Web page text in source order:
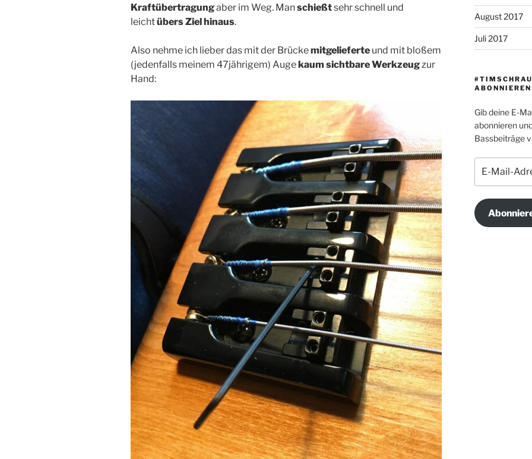
Kraftübertragungaber im Weg. Manschießtsehr schnell und
leichtübers Ziel hinaus.
Also nehme ich lieber das mit der Brückemitgelieferte und mit bloßem
(jedenfalls meinem 47jährigem) Augekaum sichtbare Werkzeugzur
Hand:
August 2017
Juli 2017
ABONNIEREN
Gib deine E-
abonnieren
Bassbeiträge
Mail-
Adresse